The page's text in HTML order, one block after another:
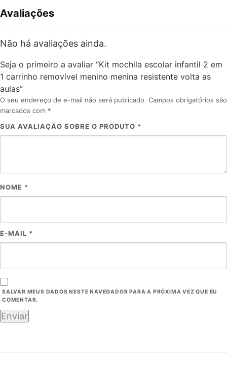
Avaliações
Não há avaliações ainda.
Seja o primeiro a avaliar “Kit mochila escolar infantil 2 em
1 carrinho removível menino menina resistente volta as
aulas”
O seu endereço de e-mail não será publicado. Campos obrigatórios são
marcados com *
SUA AVALIAÇÃO SOBRE O PRODUTO *
NOME *
E-MAIL *
SALVAR MEUS DADOS NESTE NAVEGADOR PARA A PRÓXIMA VEZ QUE EU
COMENTAR.